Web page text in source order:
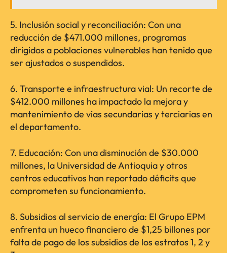
5. Inclusión social y reconciliación: Con una
reducción de $471.000 millones, programas
dirigidos a poblaciones vulnerables han tenido que
ser ajustados o suspendidos.
6. Transporte e infraestructura vial: Un recorte de
$412.000 millones ha impactado la mejora y
mantenimiento de vías secundarias y terciarias en
el departamento.
7. Educación: Con una disminución de $30.000
millones, la Universidad de Antioquia y otros
centros educativos han reportado déficits que
comprometen su funcionamiento.
8. Subsidios al servicio de energía: El Grupo EPM
enfrenta un hueco financiero de $1,25 billones por
falta de pago de los subsidios de los estratos 1, 2 y